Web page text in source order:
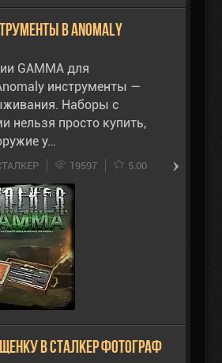
в Anomaly
GAMMA для
инструменты —
Наборы с
нельзя просто купить,
у…
19597 5.00
в Сталкер Фотограф